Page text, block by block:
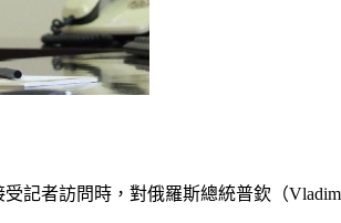
記者訪問時，對俄羅斯總統普欽（